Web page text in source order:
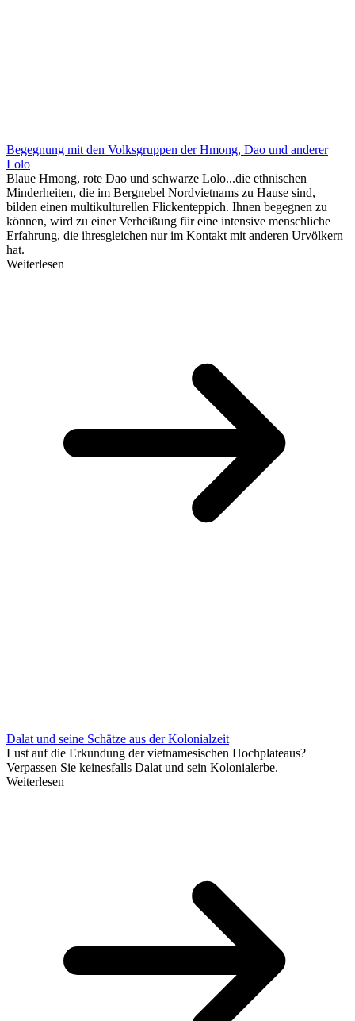
Begegnung mit den Volksgruppen der Hmong, Dao und anderer
Lolo
Blaue Hmong, rote Dao und schwarze Lolo...die ethnischen
Minderheiten, die im Bergnebel Nordvietnams zu Hause sind,
bilden einen multikulturellen Flickenteppich. Ihnen begegnen zu
können, wird zu einer Verheißung für eine intensive menschliche
Erfahrung, die ihresgleichen nur im Kontakt mit anderen Urvölkern
hat.
Weiterlesen
Dalat und seine Schätze aus der Kolonialzeit
Lust auf die Erkundung der vietnamesischen Hochplateaus?
Verpassen Sie keinesfalls Dalat und sein Kolonialerbe.
Weiterlesen